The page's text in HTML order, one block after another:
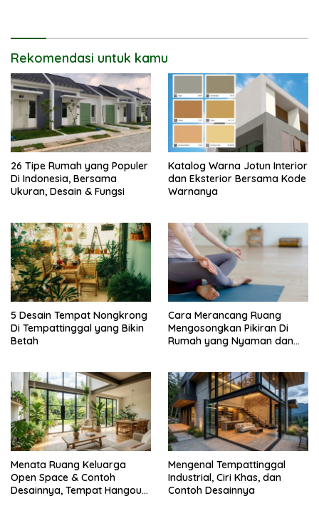
Rekomendasi untuk kamu
26 Tipe Rumah yang Populer
Di Indonesia, Bersama
Ukuran, Desain & Fungsi
Katalog Warna Jotun Interior
dan Eksterior Bersama Kode
Warnanya
5 Desain Tempat Nongkrong
Di Tempattinggal yang Bikin
Betah
Cara Merancang Ruang
Mengosongkan Pikiran Di
Rumah yang Nyaman dan
Menata Ruang Keluarga
Open Space & Contoh
Desainnya, Tempat Hangout
Mengenal Tempattinggal
Industrial, Ciri Khas, dan
Contoh Desainnya